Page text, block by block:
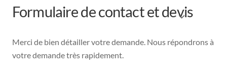
Formulaire de contact et devis
Merci de bien détailler votre demande. Nous répondrons à
votre demande très rapidement.